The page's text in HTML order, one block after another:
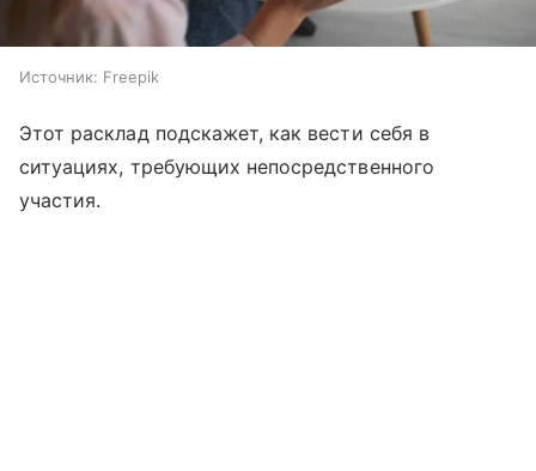
Источник: Freepik
Этот расклад подскажет, как вести себя в
ситуациях, требующих непосредственного
участия.